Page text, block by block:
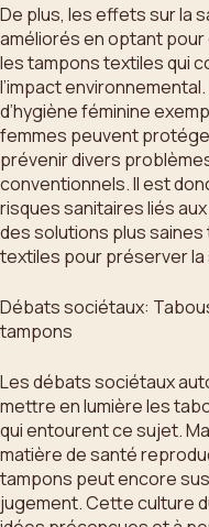
De plus, les effets sur la
améliorés en optant
les tampons textiles qui
l’impact
d’hygiène féminine
femmes peuvent
prévenir divers
conventionnels. Il est
risques sanitaires liés
des solutions plus
textiles pour préserver
Débats sociétaux:
tampons
Les débats sociétaux
mettre en lumière les
qui entourent ce sujet.
matière de santé
tampons peut encore
jugement. Cette culture